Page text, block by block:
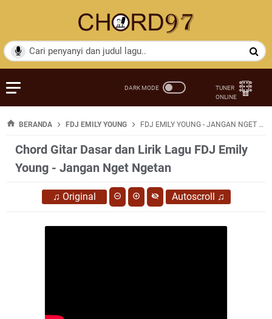
BERANDA FDJ EMILY YOUNG FDJ EMILY YOUNG - JANGAN NGET NGETAN
Chord Gitar Dasar dan Lirik Lagu FDJ Emily
Young - Jangan Nget Ngetan
♫ Original Autoscroll ♫